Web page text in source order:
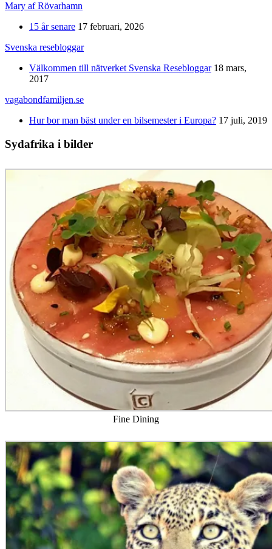
Mary af Rövarhamn
15 år senare 17 februari, 2026
Svenska resebloggar
Välkommen till nätverket Svenska Resebloggar 18 mars,
2017
vagabondfamiljen.se
Hur bor man bäst under en bilsemester i Europa? 17 juli, 2019
Sydafrika i bilder
Fine Dining